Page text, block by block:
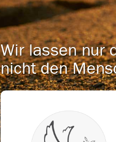
Wir lassen nur
nicht den